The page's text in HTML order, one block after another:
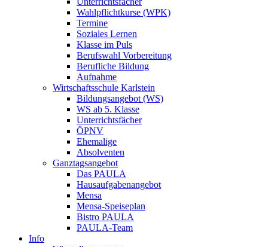
Wahlpflichtkurse (WPK)
Termine
Soziales Lernen
Klasse im Puls
Berufswahl Vorbereitung
Berufliche Bildung
Aufnahme
Wirtschaftsschule Karlstein
Bildungsangebot (WS)
WS ab 5. Klasse
Unterrichtsfächer
ÖPNV
Ehemalige
Absolventen
Ganztagsangebot
Das PAULA
Hausaufgabenangebot
Mensa
Mensa-Speiseplan
Bistro PAULA
PAULA-Team
Info